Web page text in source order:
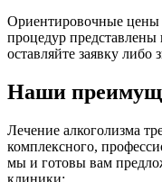
Ориентировочные цены
процедур представлены
оставляйте заявку либо
Наши
Лечение алкоголизма
комплексного,
мы и готовы вам